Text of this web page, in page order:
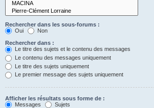
Rechercher dans les sous-forums :
Oui
Non
Rechercher dans :
Le titre des sujets et le contenu des messages
Le contenu des messages uniquement
Le titre des sujets uniquement
Le premier message des sujets uniquement
Afficher les résultats sous forme de :
Messages
Sujets